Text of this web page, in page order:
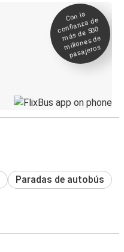
Con la
confianza de
más de 500
millones de
pasajeros
Paradas de autobús